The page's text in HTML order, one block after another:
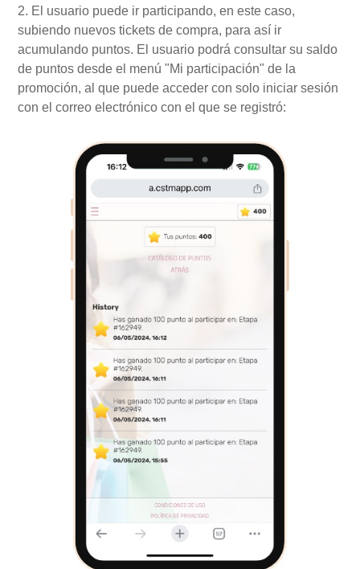
2. El usuario puede ir participando, en este caso,
subiendo nuevos tickets de compra, para así ir
acumulando puntos. El usuario podrá consultar su saldo
de puntos desde el menú "Mi participación" de la
promoción, al que puede acceder con solo iniciar sesión
con el correo electrónico con el que se registró: